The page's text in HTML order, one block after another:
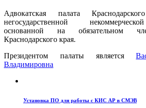
Адвокатская палата
негосударственной
основанной на обязательном
Краснодарского края.
Президентом палаты является
Владимировна
Установка ПО для работы с КИС АР в СМЭВ